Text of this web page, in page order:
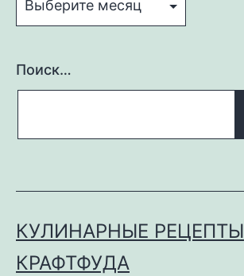
Поиск…
КУЛИНАРНЫЕ РЕЦЕПТЫ
КРАФТФУДА